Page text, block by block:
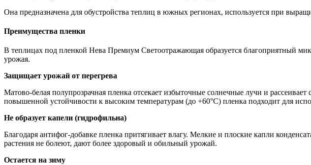
Она предназначена для обустройства теплиц в южных регионах, используется при
Преимущества пленки
В теплицах под пленкой Нева Премиум Светоотражающая образуется благоприятный
урожая.
Защищает урожай от перегрева
Матово-белая полупрозрачная пленка отсекает избыточные солнечные лучи и
повышенной устойчивости к высоким температурам (до +60°С) пленка подходит для
Не образует капели (гидрофильна)
Благодаря антифог-добавке пленка притягивает влагу. Мелкие и плоские капли
растения не болеют, дают более здоровый и обильный урожай.
Остается на зиму